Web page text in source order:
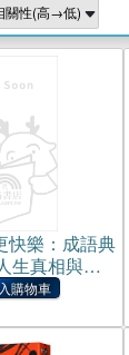
快樂：成語典
生真相與智